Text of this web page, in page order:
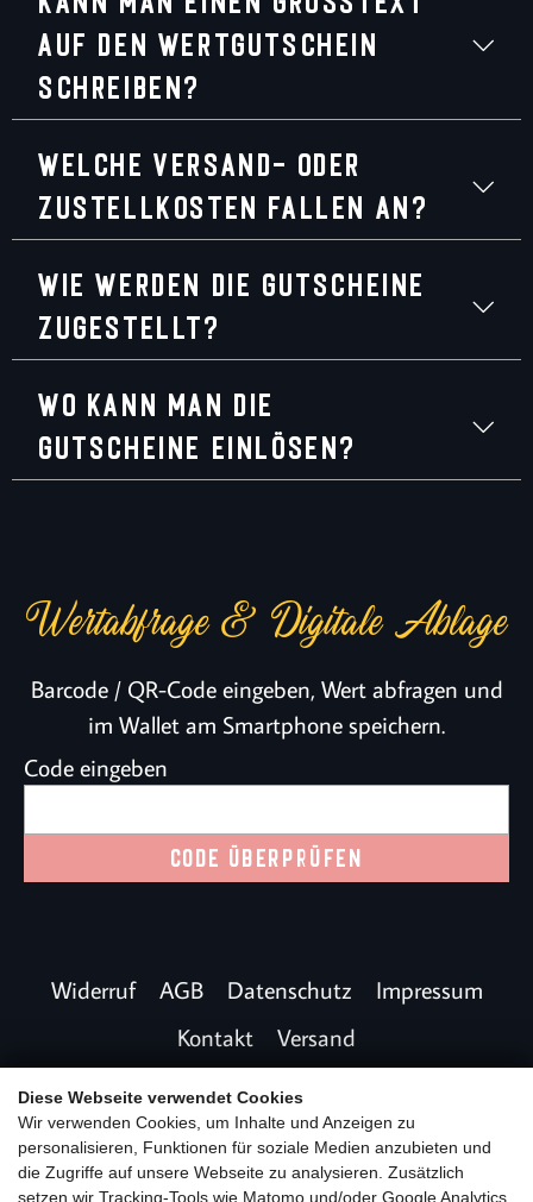
Diese Webseite verwendet Cookies
Wir verwenden Cookies, um Inhalte und Anzeigen zu
personalisieren, Funktionen für soziale Medien anzubieten und
die Zugriffe auf unsere Webseite zu analysieren. Zusätzlich
setzen wir Tracking-Tools wie Matomo und/oder Google Analytics
Home Gutscheine